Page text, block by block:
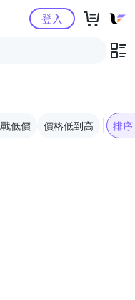
購物中心登入
低價 價格低到高 排序